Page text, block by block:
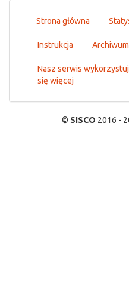
Strona główna
Instrukcja Archiwum
Nasz serwis
się więcej
© SISCO 2016 -